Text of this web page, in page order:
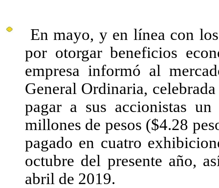
En mayo, y en línea con
por otorgar beneficios
empresa informó al
General Ordinaria,
pagar a sus accionistas
millones de pesos ($4.28
pagado en cuatro
octubre del presente año,
abril de 2019.